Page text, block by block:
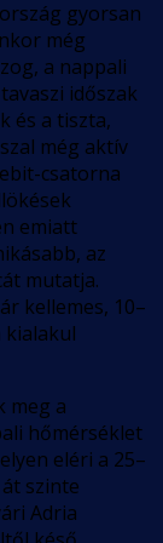
gyorsan
még
a nappali
időszak
és a tiszta,
még aktív
csatorna
emiatt
az
mutatja.
kellemes, 10–
kialakul
meg a
hőmérséklet
eléri a 25–
szinte
Adria